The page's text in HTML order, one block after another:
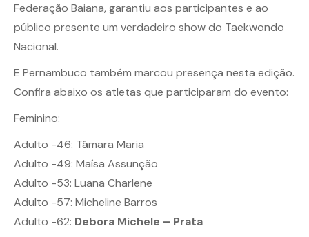
Federação Baiana, garantiu aos participantes e ao
público presente um verdadeiro show do Taekwondo
Nacional.
E Pernambuco também marcou presença nesta edição.
Confira abaixo os atletas que participaram do evento:
Feminino:
Adulto -46: Tâmara Maria
Adulto -49: Maísa Assunção
Adulto -53: Luana Charlene
Adulto -57: Micheline Barros
Adulto -62: Debora Michele – Prata